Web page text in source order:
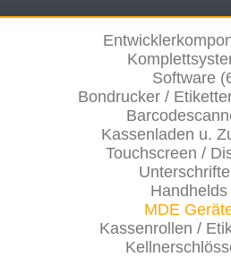
Software
Bondrucker /
Kassenladen u.
Touchscreen /
Handhelds
MDE
Kassenrollen /